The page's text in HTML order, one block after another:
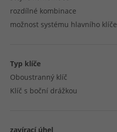
rozdílné kombinace
možnost systému hlavního klíče
Typ klíče
Oboustranný klíč
Klíč s boční drážkou
zavírací úhel